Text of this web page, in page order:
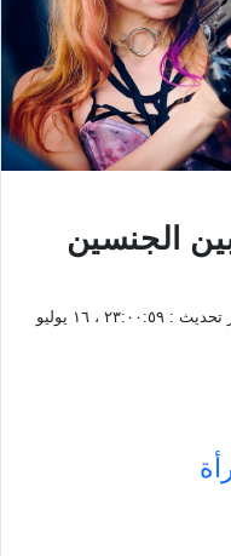
الجنسين
تحديث :
٢٣:٠٠:٥٩ ، ١٦ يوليو